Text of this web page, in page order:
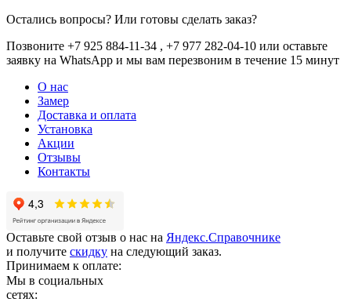
Остались вопросы? Или готовы сделать заказ?
Позвоните +7 925 884-11-34 , +7 977 282-04-10 или оставьте
заявку на WhatsApp и мы вам перезвоним в течение 15 минут
О нас
Замер
Доставка и оплата
Установка
Акции
Отзывы
Контакты
Оставьте свой отзыв о нас на Яндекс.Справочнике
и получите скидку на следующий заказ.
Принимаем к оплате:
Мы в социальных
сетях: